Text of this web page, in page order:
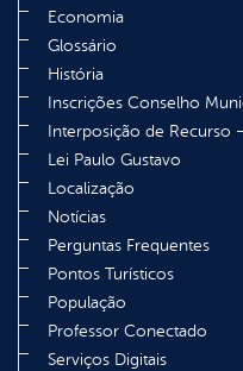
Economia
Glossário
História
Inscrições Conselho
Interposição de Recurso
Lei Paulo Gustavo
Localização
Notícias
Perguntas Frequentes
Pontos Turísticos
População
Professor Conectado
Serviços Digitais